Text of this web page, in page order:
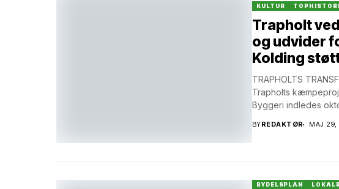
KULTUR
Trapholt
og udvider
Kolding
TRAPHOLTS
Trapholts
Byggeri indledes
BYREDAKTØR MAJ 29,
BYDELSPLAN